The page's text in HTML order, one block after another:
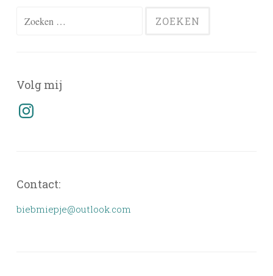
Zoeken
Volg mij
Instagram
Contact:
biebmiepje@outlook.com